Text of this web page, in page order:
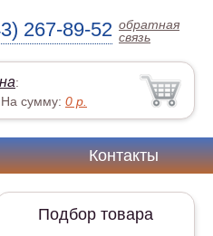
267-89-52 обратная
связь
:
На сумму: 0 р.
Контакты
Подбор товара